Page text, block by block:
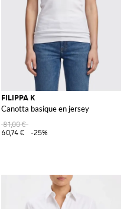
de laine
FILIPPA K
Canotta basique en jersey
81,00 €
60,74 €
-25%